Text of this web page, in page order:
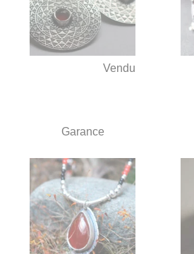
Vendu
Garance